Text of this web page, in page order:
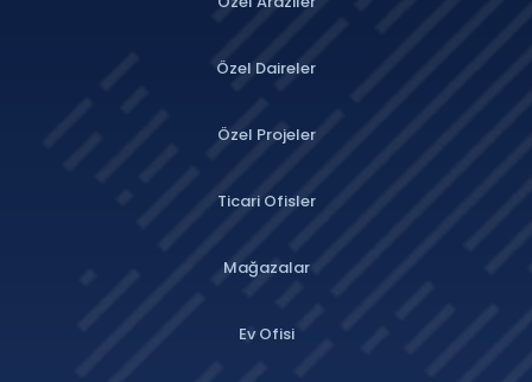
Özel Daireler
Özel Projeler
Ticari Ofisler
Mağazalar
Ev Ofisi